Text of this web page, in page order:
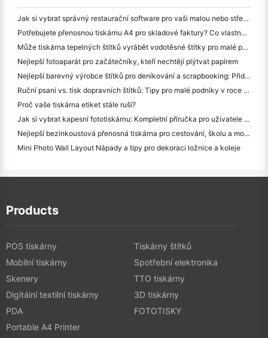
Jak si vybrat správný restaurační software pro vaši malou nebo střední restauraci
Potřebujete přenosnou tiskárnu A4 pro skladové faktury? Co vlastně funguje
Může tiskárna tepelných štítků vyrábět vodotěsné štítky pro malé podniky?
Nejlepší fotoaparát pro začátečníky, kteří nechtějí plýtvat papírem
Nejlepší barevný výrobce štítků pro deníkování a scrapbooking: Přidat více barev na každou stránku
Ruční psaní vs. tisk dopravních štítků: Tipy pro malé podniky v roce 2026
Proč vaše tiskárna etiket stále ruší?
Jak si vybrat kapesní fototiskárnu: Kompletní příručka pro uživatele deníků, cestování a iPhone
Nejlepší bezinkoustová přenosná tiskárna pro cestování, školu a mobilní práci: Hanin MT620 Pro Review
Mini Photo Wall Layout Nápady a tipy pro dekoraci ložnice a koleje
Products
POS tiskárny
Tiskárny štítků
Mobilní tiskárny
Spotřební elektronika
Skenery
TTO tiskárny
Digitální textilní tiskárny
3D tiskárny
PDA
FOTOTISKY
Portable A4 Printer